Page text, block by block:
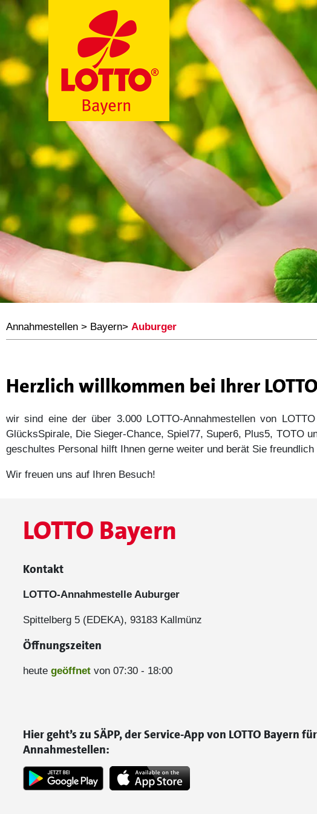
Annahmestellen > Bayern> Auburger
Herzlich willkommen bei Ihrer
wir sind eine der über 3.000 LOTTO-Annahmestellen von
GlücksSpirale, Die Sieger-Chance, Spiel77, Super6, Plus5, TOTO
geschultes Personal hilft Ihnen gerne weiter und berät Sie
Wir freuen uns auf Ihren Besuch!
LOTTO Bayern
Kontakt
LOTTO-Annahmestelle Auburger
Spittelberg 5 (EDEKA), 93183 Kallmünz
Öffnungszeiten
heute geöffnet von 07:30 - 18:00
Hier geht’s zu SÄPP, der Service-App von LOTTO Bayern
Annahmestellen: